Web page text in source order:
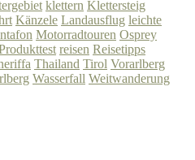
klettern Klettersteig
Känzele Landausflug leichte
Motorradtouren Osprey
reisen Reisetipps
Thailand Tirol Vorarlberg
Wasserfall Weitwanderung